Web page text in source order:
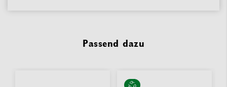
Passend dazu